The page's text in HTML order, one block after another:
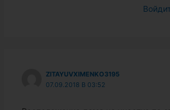
ZITAYUVXIMENKO3195
07.09.2018 В 03:52